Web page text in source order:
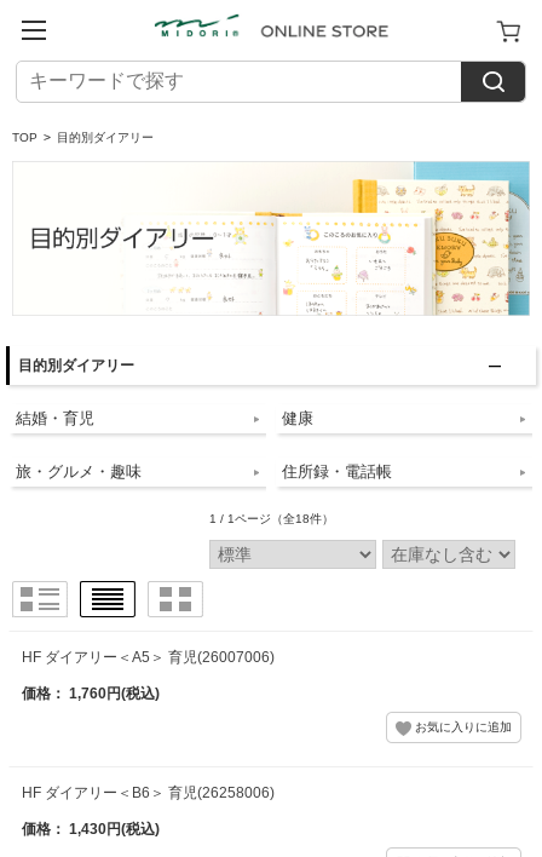
TOP > 目的別ダイアリー
目的別ダイアリー
結婚・育児
旅・グルメ・趣味
健康
住所録・電話帳
1 / 1ページ （全18件）
HF ダイアリー＜A5＞ 育児(26007006)
価格： 1,760円(税込)
HF ダイアリー＜B6＞ 育児(26258006)
価格： 1,430円(税込)